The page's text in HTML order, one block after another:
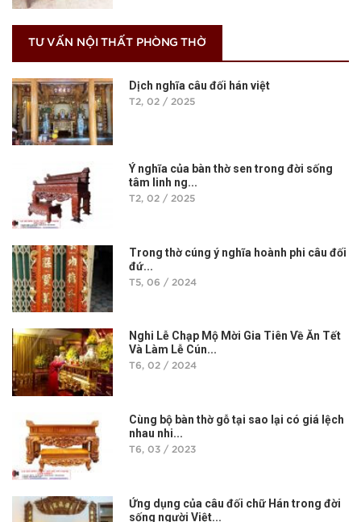
TƯ VẤN NỘI THẤT PHÒNG THỜ
Dịch nghĩa câu đối hán việt
T2, 02 / 2025
Ý nghĩa của bàn thờ sen trong đời sống
tâm linh ng...
T2, 02 / 2025
Trong thờ cúng ý nghĩa hoành phi câu đối
đứ...
T5, 06 / 2024
Nghi Lễ Chạp Mộ Mời Gia Tiên Về Ăn Tết
Và Làm Lễ Cún...
T6, 02 / 2024
Cùng bộ bàn thờ gỗ tại sao lại có giá lệch
nhau nhi...
T6, 03 / 2023
Ứng dụng của câu đối chữ Hán trong đời
sống người Việt...